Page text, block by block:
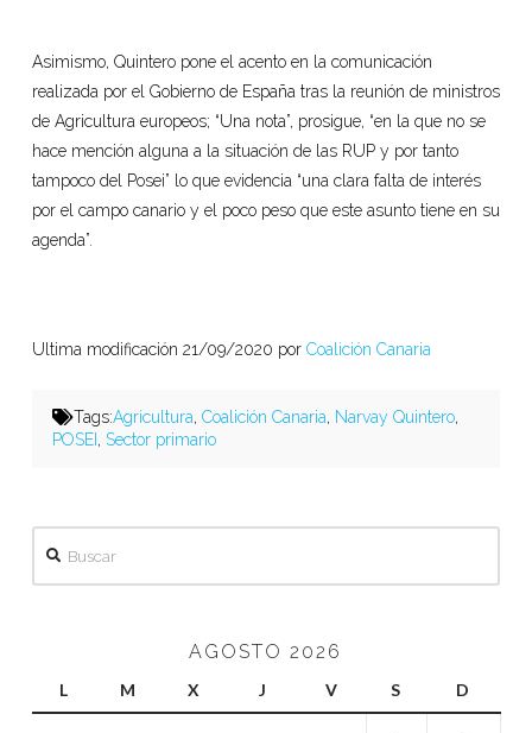
Asimismo, Quintero pone el acento en la comunicación
realizada por el Gobierno de España tras la reunión de ministros
de Agricultura europeos; “Una nota”, prosigue, “en la que no se
hace mención alguna a la situación de las RUP y por tanto
tampoco del Posei” lo que evidencia “una clara falta de interés
por el campo canario y el poco peso que este asunto tiene en su
agenda”.
Ultima modificación 21/09/2020 por Coalición Canaria
Tags:Agricultura,Coalición Canaria, Narvay Quintero,
POSEI , Sector primario
AGOSTO 2026
L M X J V S D